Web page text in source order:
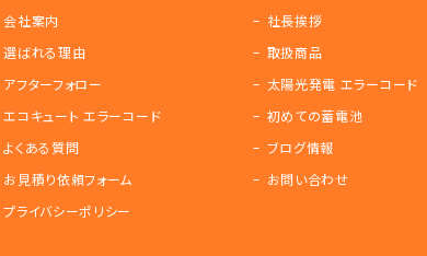
会社案内
社長挨拶
選ばれる理由
取扱商品
アフターフォロー
太陽光発電 エラーコード
エコキュート エラーコード
初めての蓄電池
よくある質問
ブログ情報
お見積り依頼フォーム
お問い合わせ
プライバシーポリシー